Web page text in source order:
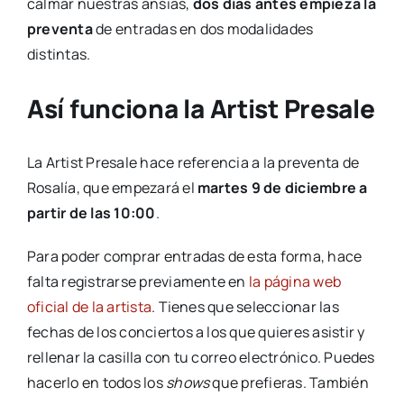
preventade entradas en dos modalidades
distintas.
Así funciona la Artist Presale
La Artist Presale hace referencia a la preventa de
Rosalía, que empezará el martes 9 de diciembre a
partir de las 10:00.
Para poder comprar entradas de esta forma, hace
falta registrarse previamente en la página web
oficial de la artista. Tienes que seleccionar las
fechas de los conciertos a los que quieres asistir y
rellenar la casilla con tu correo electrónico. Puedes
hacerlo en todos losshowsque prefieras. También